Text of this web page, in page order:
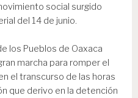
social surgido
del 14 de junio.
los Pueblos de Oaxaca
marcha para romper el
el transcurso de las horas
que derivo en la detención